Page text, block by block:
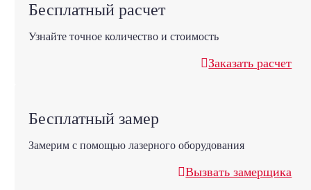
Бесплатный расчет
Узнайте точное количество и стоимость
Заказать расчет
Бесплатный замер
Замерим с помощью лазерного оборудования
Вызвать замерщика